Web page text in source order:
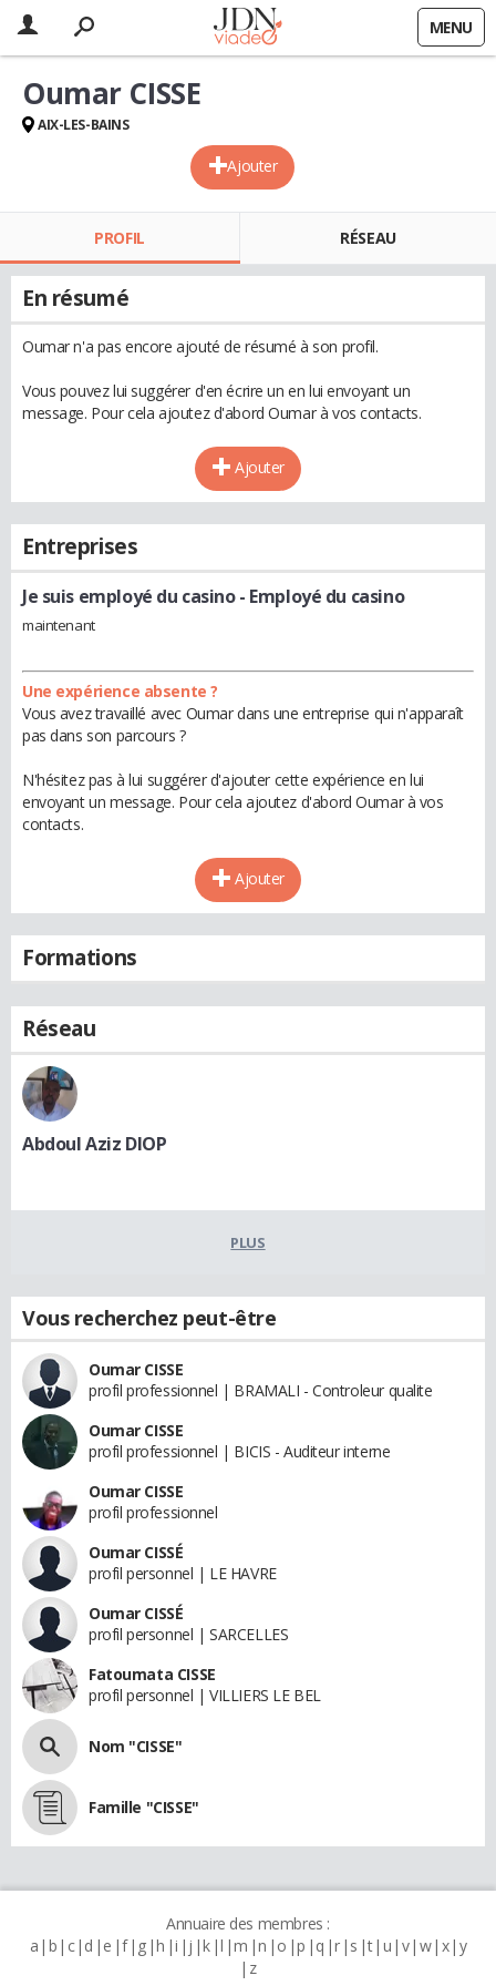
MENU
Ajouter
Oumar CISSE
AIX-LES-BAINS
PROFIL RÉSEAU
En résumé
Oumar n'a pas encore ajouté de résumé à son profil.
Vous pouvez lui suggérer d'en écrire un en lui envoyant un
message. Pour cela ajoutez d'abord Oumar à vos contacts.
Ajouter
Entreprises
Je suis employé du casino- Employé du casino
maintenant
Une expérience absente ?
Vous avez travaillé avec Oumar dans une entreprise qui n'apparaît
pas dans son parcours ?
N'hésitez pas à lui suggérer d'ajouter cette expérience en lui
envoyant un message. Pour cela ajoutez d'abord Oumar à vos
contacts.
Ajouter
Formations
Réseau
Abdoul Aziz DIOP
PLUS
Vous recherchez peut-être
Oumar CISSE
profil professionnel | BRAMALI - Controleur qualite
Oumar CISSE
profil professionnel | BICIS - Auditeur interne
Oumar CISSE
profil professionnel
Oumar CISSÉ
profil personnel | LE HAVRE
Oumar CISSÉ
profil personnel | SARCELLES
Fatoumata CISSE
profil personnel | VILLIERS LE BEL
Nom "CISSE"
Famille "CISSE"
Annuaire des membres :
a b c d e f g h i j k l m n o p q r s t u v w x y
z